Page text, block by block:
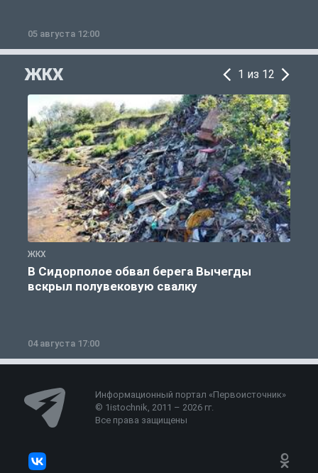
05 августа 12:00
ЖКХ 1 из 12
ЖКХ
В Сидорполое обвал берега Вычегды
вскрыл полувековую свалку
04 августа 17:00
Информационный портал «Первоисточник»
© 1istochnik, 2011 – 2026 гг.
Все права защищены